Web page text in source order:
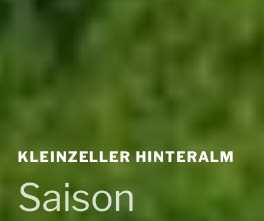
KLEINZELLER HINTERALM
Saison